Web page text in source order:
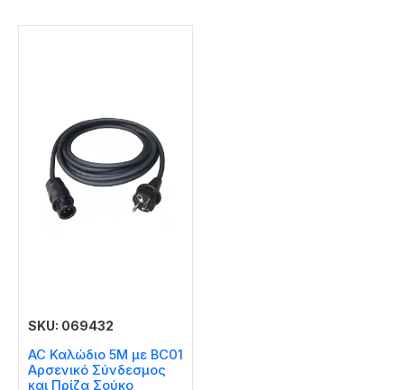
SKU: 069432
AC Καλώδιο 5M με BC01
Αρσενικό Σύνδεσμος
και Πρίζα Σούκο